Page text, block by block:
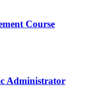
Course
Administrator